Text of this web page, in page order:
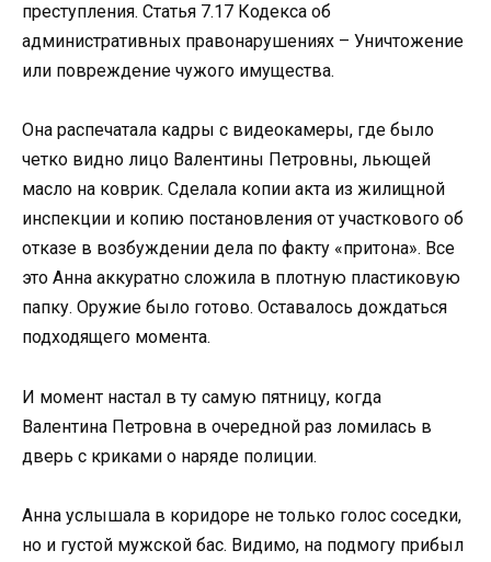
преступления. Статья 7.17 Кодекса об
административных правонарушениях – Уничтожение
или повреждение чужого имущества.
Она распечатала кадры с видеокамеры, где было
четко видно лицо Валентины Петровны, льющей
масло на коврик. Сделала копии акта из жилищной
инспекции и копию постановления от участкового об
отказе в возбуждении дела по факту «притона». Все
это Анна аккуратно сложила в плотную пластиковую
папку. Оружие было готово. Оставалось дождаться
подходящего момента.
И момент настал в ту самую пятницу, когда
Валентина Петровна в очередной раз ломилась в
дверь с криками о наряде полиции.
Анна услышала в коридоре не только голос соседки,
но и густой мужской бас. Видимо, на подмогу прибыл